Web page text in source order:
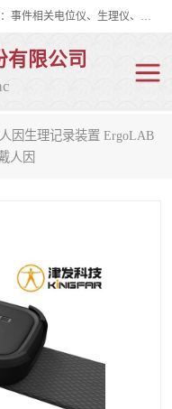
眼动仪多少钱?北京津发科技股份有限公司主营：事件相关电位仪、生理仪、肌电仪、脑电仪、皮电仪、眼动仪；是国家级高新技术企业、科技部认定的科技型中小企业和中关村高新技术企业，具备保密资格，具备自主进出口经营权；自主研发技术、产品与服务荣获多项省部级科学技术奖励、国家发明专利、国家软件著作权和省部级新技术新产品（服务）认证。
有限公司
因生理记录装置 ErgoLAB
人因
电仪
作捕捉与生物力学
机交互实验室
俩与驾驶模拟